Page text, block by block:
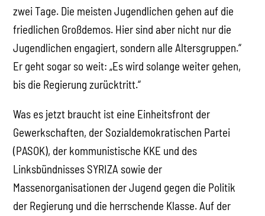
zwei Tage. Die meisten Jugendlichen gehen auf die
friedlichen Großdemos. Hier sind aber nicht nur die
Jugendlichen engagiert, sondern alle Altersgruppen.“
Er geht sogar so weit: „Es wird solange weiter gehen,
bis die Regierung zurücktritt.“
Was es jetzt braucht ist eine Einheitsfront der
Gewerkschaften, der Sozialdemokratischen Partei
(PASOK), der kommunistische KKE und des
Linksbündnisses SYRIZA sowie der
Massenorganisationen der Jugend gegen die Politik
der Regierung und die herrschende Klasse. Auf der